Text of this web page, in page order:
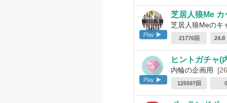
Play
芝居人狼Me カ
芝居人狼Meのキ
21776回 24.8
Play
ヒントガチャ(
内輪の企画用
125597回